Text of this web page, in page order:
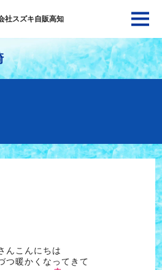
社スズキ自販高知
んこんにちは
つ暖かくなってきて